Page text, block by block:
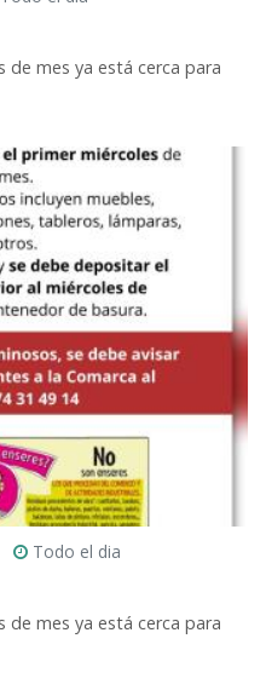
de mes ya está cerca para
Todo el dia
de mes ya está cerca para